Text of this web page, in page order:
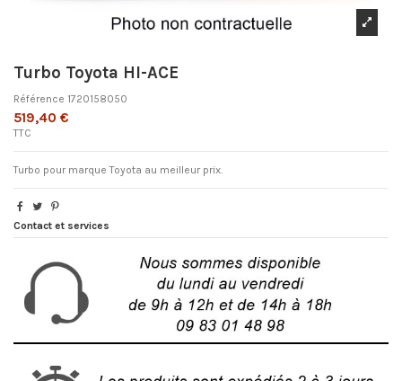
Turbo Toyota HI-ACE
Référence 1720158050
519,40 €
TTC
Turbo pour marque Toyota au meilleur prix.
Contact et services